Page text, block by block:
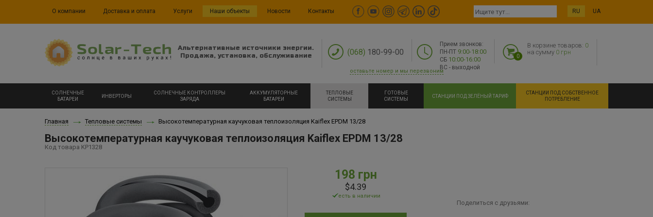
О компании Доставка и оплата Услуги Наши объекты Новости Контакты RU UA
Альтернативные источники энергии.
Продажа, установка, обслуживание
(068) 180-99-00
Прием звонков:
ПН-ПТ 9:00-18:00
СБ 10:00-16:00
ВС - выходной
0
В корзине товаров: 0
на сумму 0 грн
оставьте номер и мы перезвоним
СОЛНЕЧНЫЕ
БАТАРЕИ
ИНВЕРТОРЫ
СОЛНЕЧНЫЕ КОНТРОЛЛЕРЫ
ЗАРЯДА
АККУМУЛЯТОРНЫЕ
БАТАРЕИ
ТЕПЛОВЫЕ
СИСТЕМЫ
ГОТОВЫЕ
СИСТЕМЫ
СТАНЦИИ ПОД ЗЕЛЁНЫЙ ТАРИФ
СТАНЦИИ ПОД СОБСТВЕННОЕ
ПОТРЕБЛЕНИЕ
Главная Тепловые системы Высокотемпературная каучуковая теплоизоляция Kaiflex EPDM 13/28
Высокотемпературная каучуковая теплоизоляция Kaiflex EPDM 13/28
Код товара KP1328
198 грн
$4.39
есть в наличии
Поделиться с друзьями: